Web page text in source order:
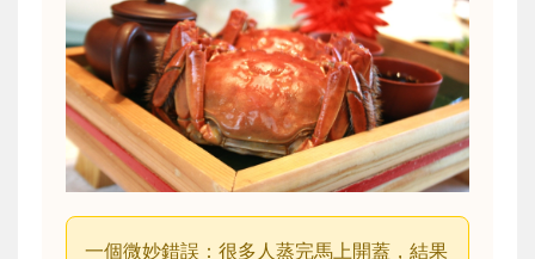
一個微妙錯誤：很多人蒸完馬上開蓋，結果